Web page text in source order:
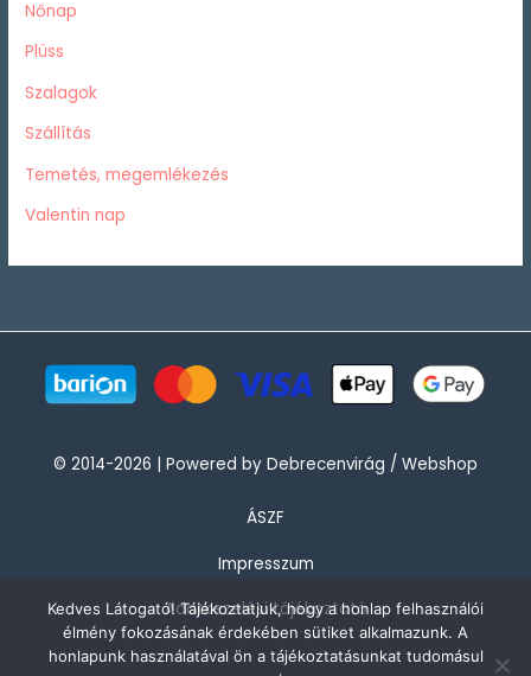
Nőnap
Plüss
Szalagok
Szállítás
Temetés, megemlékezés
Valentin nap
© 2014-2026 | Powered by Debrecenvirág / Webshop
ÁSZF
Impresszum
Adatkezelési tájékoztató
Kedves Látogató! Tájékoztatjuk, hogy a honlap felhasználói
élmény fokozásának érdekében sütiket alkalmazunk. A
honlapunk használatával ön a tájékoztatásunkat tudomásul